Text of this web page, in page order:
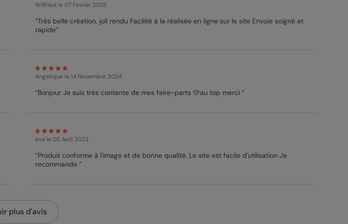
Wilfried le 07 Février 2026
“Très belle création, joli rendu Facilité à la réalisée en ligne sur le site Envoie soigné et
rapide”
Angelique le 14 Novembre 2024
“Bonjour Je suis très contente de mes faire-parts 🩷au top merci ”
eva le 05 Avril 2023
“Produit conforme à l'image et de bonne qualité. Le site est facile d'utilisation Je
recommande ”
plus d'avis